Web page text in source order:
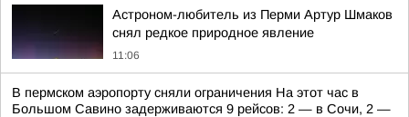
Астроном-любитель из Перми Артур Шмаков
снял редкое природное явление
11:06
В пермском аэропорту сняли ограничения На этот час в
Большом Савино задерживаются 9 рейсов: 2 — в Сочи, 2 —